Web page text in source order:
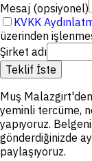
Mesaj (opsiyonel)
KVKK
üzerinden
Şirket adı
Teklif İste
Muş
yeminli tercüme,
yapıyoruz.
gönderdiğinizde
paylaşıyoruz.